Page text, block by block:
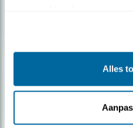
Alles
Ontvang 5 x Vogels
Vogels is het tijdschrift